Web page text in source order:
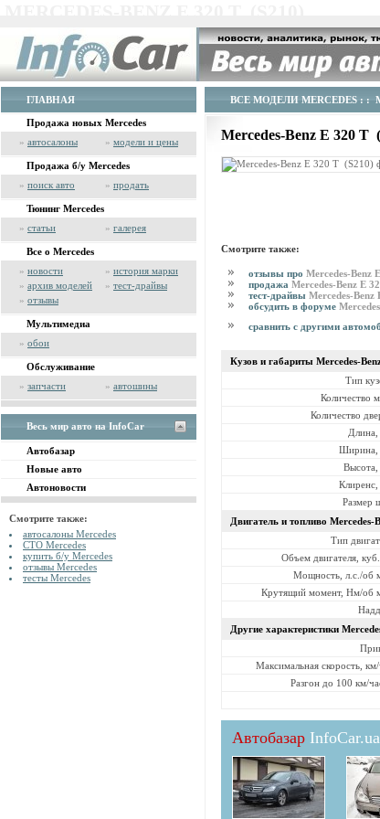
ГЛАВНАЯ
Продажа новых Mercedes
» автосалоны » модели и цены
Продажа б/у Mercedes
» поиск авто » продать
Тюнинг Mercedes
» статьи » галерея
Все о Mercedes
» новости » история марки
» архив моделей » тест-драйвы
» отзывы
Мультимедиа
» обои
Обслуживание
» запчасти » автошины
Весь мир авто на InfoCar
Автобазар
Новые авто
Автоновости
Смотрите также:
автосалоны Mercedes
СТО Mercedes
купить б/у Mercedes
отзывы Mercedes
тесты Mercedes
ВСЕ МОДЕЛИ MERCEDES : :
Mercedes-Benz E 320 T
Смотрите также:
отзывы про Mercedes-Benz
продажа Mercedes-Benz E
тест-драйвы Mercedes-Benz
обсудить в форуме
сравнить с другими
Кузов и габариты Mercedes-
Тип
Количество
Количество
Размер
Двигатель и топливо Mercedes-
Тип
Объем двигателя,
Мощность, л.с./об
Крутящий момент, Нм/об
Другие характеристики
Максимальная скорость,
Разгон до 100 км/
Автобазар InfoCar.ua